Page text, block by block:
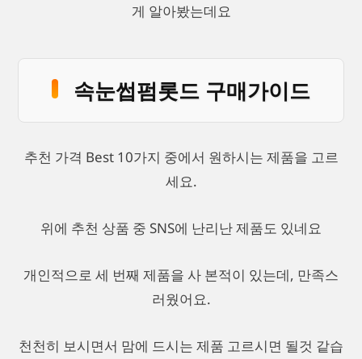
게 알아봤는데요
속눈썹펌롯드 구매가이드
추천 가격 Best 10가지 중에서 원하시는 제품을 고르
세요.
위에 추천 상품 중 SNS에 난리난 제품도 있네요
개인적으로 세 번째 제품을 사 본적이 있는데, 만족스
러웠어요.
천천히 보시면서 맘에 드시는 제품 고르시면 될것 같습